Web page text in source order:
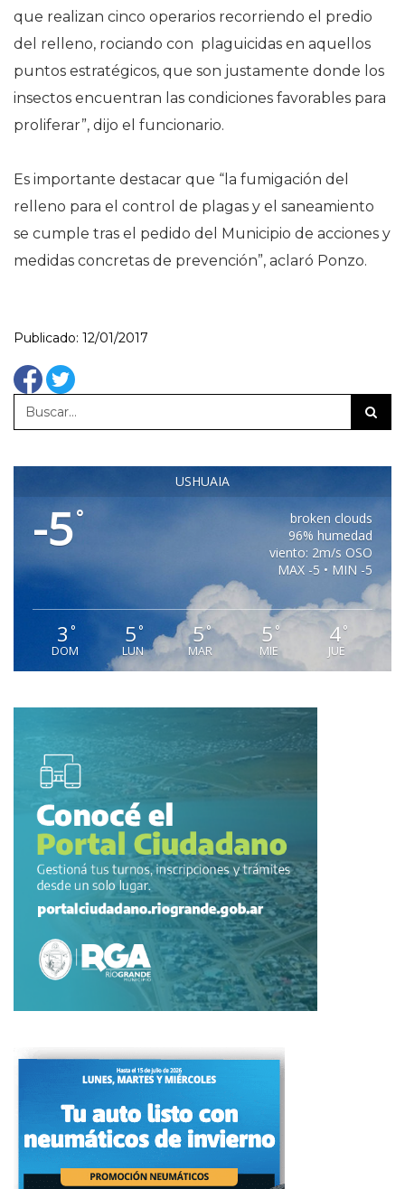
que realizan cinco operarios recorriendo el predio
del relleno, rociando con plaguicidas en aquellos
puntos estratégicos, que son justamente donde los
insectos encuentran las condiciones favorables para
proliferar”, dijo el funcionario.
Es importante destacar que “la fumigación del
relleno para el control de plagas y el saneamiento
se cumple tras el pedido del Municipio de acciones y
medidas concretas de prevención”, aclaró Ponzo.
Publicado: 12/01/2017
USHUAIA
-5°
broken clouds
96% humedad
viento: 2m/s OSO
MAX -5 • MIN -5
3 °
DOM
5 °
LUN
5°
MAR
5 °
MIE
4°
JUE